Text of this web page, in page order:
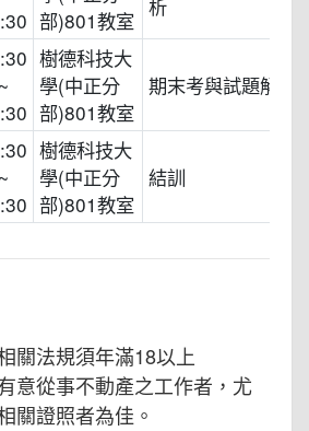
部)801教室
析
~
樹德科技大
學(中正分
部)801教室
期末考與試題解析
~
樹德科技大
學(中正分
部)801教室
結訓
法規須年滿18以上
意從事不動產之工作者，尤
關證照者為佳。